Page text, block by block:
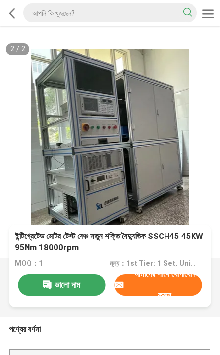
2/ 2
ইন্টিগ্রেটেড মোটর টেস্ট বেঞ্চ নতুন শক্তি বৈদ্যুতিক SSCH45 45KW
95Nm 18000rpm
MOQ：1 মূল্য：1st Tier: 1 Set, Unit Price USD 3.00 2nd Tier: 2-5 Sets, Unit Price USD 2.00 3rd Tier: Over 5 Sets, Unit Price USD 1.00
ভালো দাম
আমাদের সাথে যোগাযোগ
করুন
পণ্যের বর্ণনা